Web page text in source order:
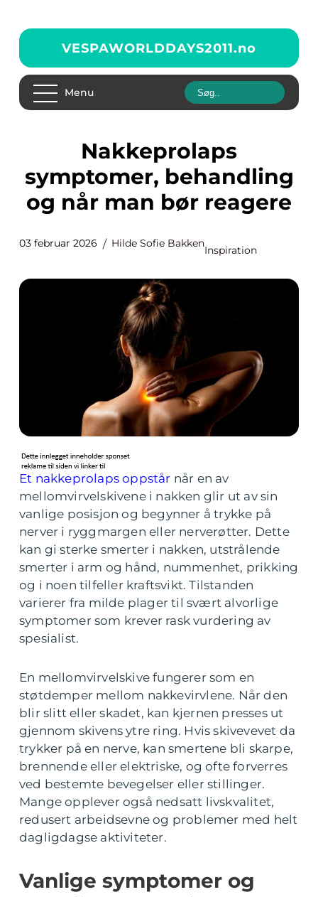
VESPAWORLDDAYS2011.no
Menu
Nakkeprolaps
symptomer, behandling
og når man bør reagere
03 februar 2026 Hilde Sofie Bakken
Inspiration
Et nakkeprolaps oppstår når en av
mellomvirvelskivene i nakken glir ut av sin
vanlige posisjon og begynner å trykke på
nerver i ryggmargen eller nerverøtter. Dette
kan gi sterke smerter i nakken, utstrålende
smerter i arm og hånd, nummenhet, prikking
og i noen tilfeller kraftsvikt. Tilstanden
varierer fra milde plager til svært alvorlige
symptomer som krever rask vurdering av
spesialist.
En mellomvirvelskive fungerer som en
støtdemper mellom nakkevirvlene. Når den
blir slitt eller skadet, kan kjernen presses ut
gjennom skivens ytre ring. Hvis skivevevet da
trykker på en nerve, kan smertene bli skarpe,
brennende eller elektriske, og ofte forverres
ved bestemte bevegelser eller stillinger.
Mange opplever også nedsatt livskvalitet,
redusert arbeidsevne og problemer med helt
dagligdagse aktiviteter.
Vanlige symptomer og